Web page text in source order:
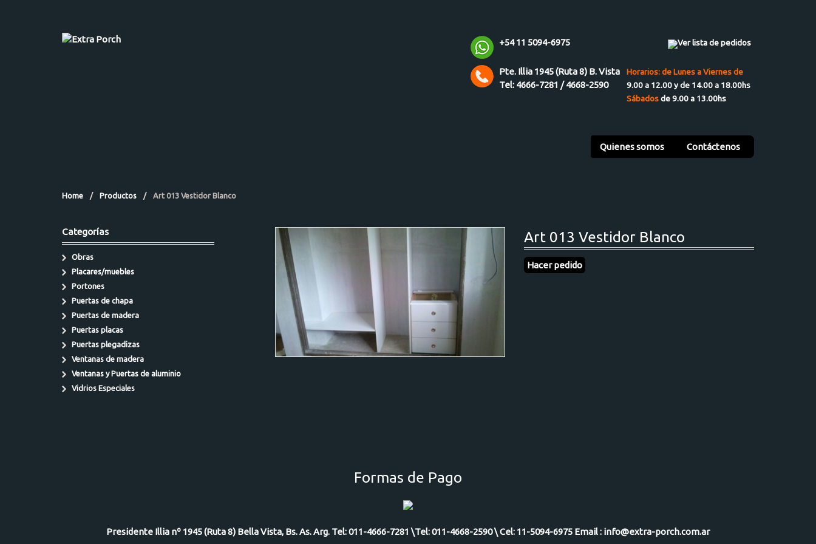
+54 11 5094-6975 Ver lista de pedidos
Pte. Illia 1945 (Ruta 8) B. Vista
Tel: 4666-7281 / 4668-2590
Horarios: de Lunes a Viernes de
9.00 a 12.00 y de 14.00 a 18.00hs
Sábadosde 9.00 a 13.00hs
Quienes somos Contáctenos
Home / Productos / Art 013 Vestidor Blanco
Art 013 Vestidor Blanco
Hacer pedido
Categorías
Obras
Placares/muebles
Portones
Puertas de chapa
Puertas de madera
Puertas placas
Puertas plegadizas
Ventanas de madera
Ventanas y Puertas de aluminio
Vidrios Especiales
Formas de Pago
Presidente Illia nº 1945 (Ruta 8) Bella Vista, Bs. As. Arg. Tel: 011-4666-7281 \Tel: 011-4668-2590 \ Cel: 11-5094-6975 Email : info@extra-porch.com.ar